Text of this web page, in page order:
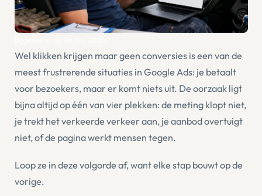
Wel klikken krijgen maar geen conversies is een van de
meest frustrerende situaties in Google Ads: je betaalt
voor bezoekers, maar er komt niets uit. De oorzaak ligt
bijna altijd op één van vier plekken: de meting klopt niet,
je trekt het verkeerde verkeer aan, je aanbod overtuigt
niet, of de pagina werkt mensen tegen.
Loop ze in deze volgorde af, want elke stap bouwt op de
vorige.